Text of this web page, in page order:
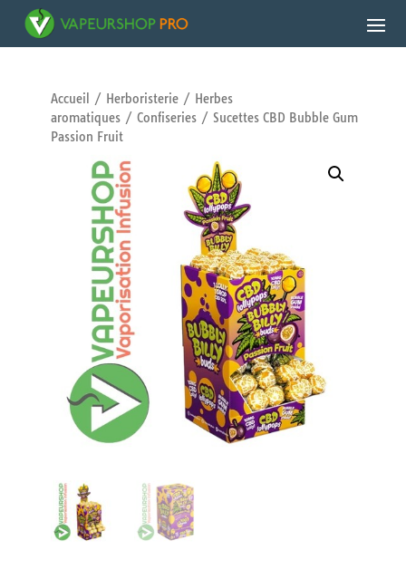
Accueil / Herboristerie/ Herbes
aromatiques/ Confiseries/ Sucettes CBD Bubble Gum
Passion Fruit